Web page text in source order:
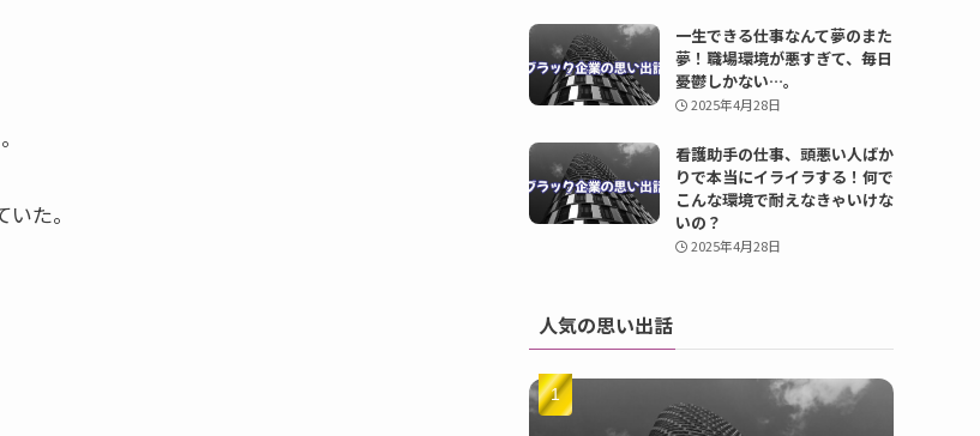
た。
一生できる仕事なんて夢のまた
夢！職場環境が悪すぎて、毎日
憂鬱しかない…。
2025年4月28日
看護助手の仕事、頭悪い人ばか
りで本当にイライラする！何で
こんな環境で耐えなきゃいけな
いの？
2025年4月28日
人気の思い出話